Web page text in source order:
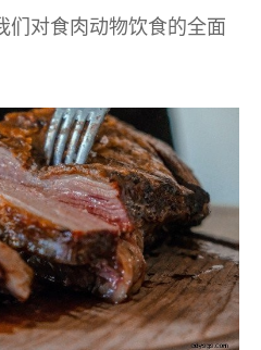
对食肉动物饮食的全面